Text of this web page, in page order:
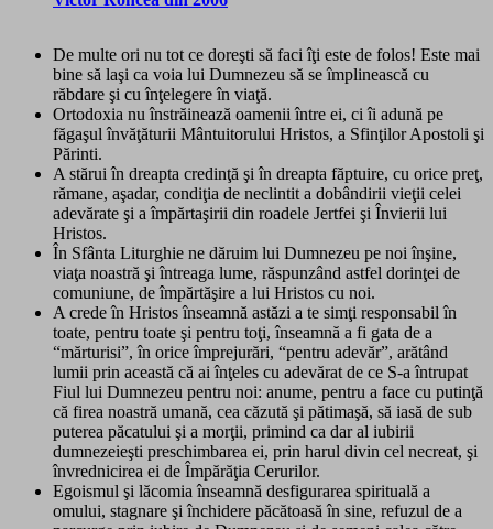
De multe ori nu tot ce doreşti să faci îţi este de folos! Este mai
bine să laşi ca voia lui Dumnezeu să se împlinească cu
răbdare şi cu înţelegere în viaţă.
Ortodoxia nu înstrăinează oamenii între ei, ci îi adună pe
făgaşul învăţăturii Mântuitorului Hristos, a Sfinţilor Apostoli şi
Părinti.
A stărui în dreapta credinţă şi în dreapta făptuire, cu orice preţ,
rămane, aşadar, condiţia de neclintit a dobândirii vieţii celei
adevărate şi a împărtaşirii din roadele Jertfei şi Învierii lui
Hristos.
În Sfânta Liturghie ne dăruim lui Dumnezeu pe noi înşine,
viaţa noastră şi întreaga lume, răspunzând astfel dorinţei de
comuniune, de împărtăşire a lui Hristos cu noi.
A crede în Hristos înseamnă astăzi a te simţi responsabil în
toate, pentru toate şi pentru toţi, înseamnă a fi gata de a
“mărturisi”, în orice împrejurări, “pentru adevăr”, arătând
lumii prin această că ai înţeles cu adevărat de ce S-a întrupat
Fiul lui Dumnezeu pentru noi: anume, pentru a face cu putinţă
că firea noastră umană, cea căzută şi pătimaşă, să iasă de sub
puterea păcatului şi a morţii, primind ca dar al iubirii
dumnezeieşti preschimbarea ei, prin harul divin cel necreat, şi
învrednicirea ei de Împărăţia Cerurilor.
Egoismul şi lăcomia înseamnă desfigurarea spirituală a
omului, stagnare şi închidere păcătoasă în sine, refuzul de a